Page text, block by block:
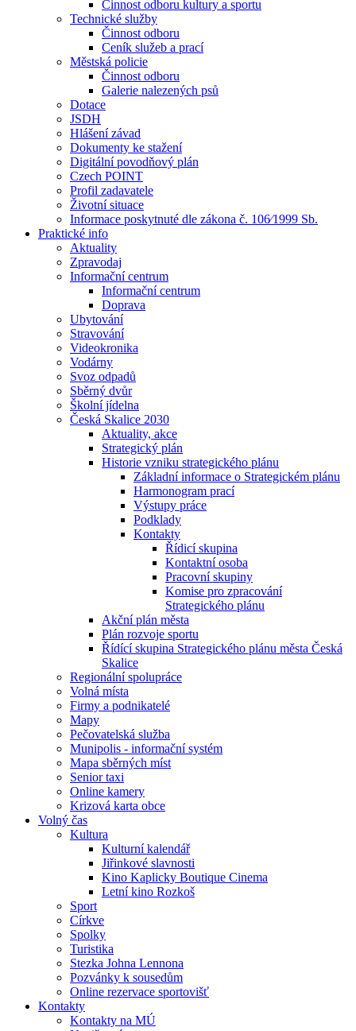
Činnost odboru kultury a sportu
Technické služby
Činnost odboru
Ceník služeb a prací
Městská policie
Činnost odboru
Galerie nalezených psů
Dotace
JSDH
Hlášení závad
Dokumenty ke stažení
Digitální povodňový plán
Czech POINT
Profil zadavatele
Životní situace
Informace poskytnuté dle zákona č. 106⁄1999 Sb.
Praktické info
Aktuality
Zpravodaj
Informační centrum
Informační centrum
Doprava
Ubytování
Stravování
Videokronika
Vodárny
Svoz odpadů
Sběrný dvůr
Školní jídelna
Česká Skalice 2030
Aktuality, akce
Strategický plán
Historie vzniku strategického plánu
Základní informace o Strategickém plánu
Harmonogram prací
Výstupy práce
Podklady
Kontakty
Řídicí skupina
Kontaktní osoba
Pracovní skupiny
Komise pro zpracování
Strategického plánu
Akční plán města
Plán rozvoje sportu
Řídící skupina Strategického plánu města Česká
Skalice
Regionální spolupráce
Volná místa
Firmy a podnikatelé
Mapy
Pečovatelská služba
Munipolis - informační systém
Mapa sběrných míst
Senior taxi
Online kamery
Krizová karta obce
Volný čas
Kultura
Kulturní kalendář
Jiřinkové slavnosti
Kino Kaplicky Boutique Cinema
Letní kino Rozkoš
Sport
Církve
Spolky
Turistika
Stezka Johna Lennona
Pozvánky k sousedům
Online rezervace sportovišť
Kontakty
Kontakty na MÚ